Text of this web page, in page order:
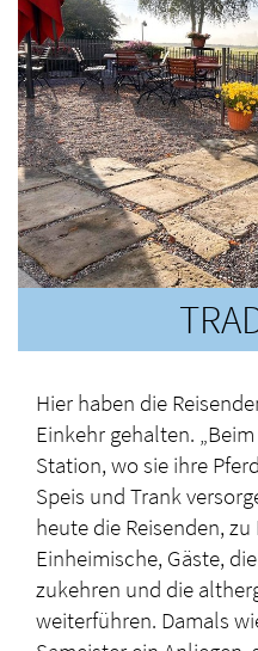
Hier haben die
Einkehr gehalten.
Station, wo sie ihre
Speis und Trank
heute die Reisenden,
Einheimische, Gäste,
zukehren und die
weiterführen. Damals